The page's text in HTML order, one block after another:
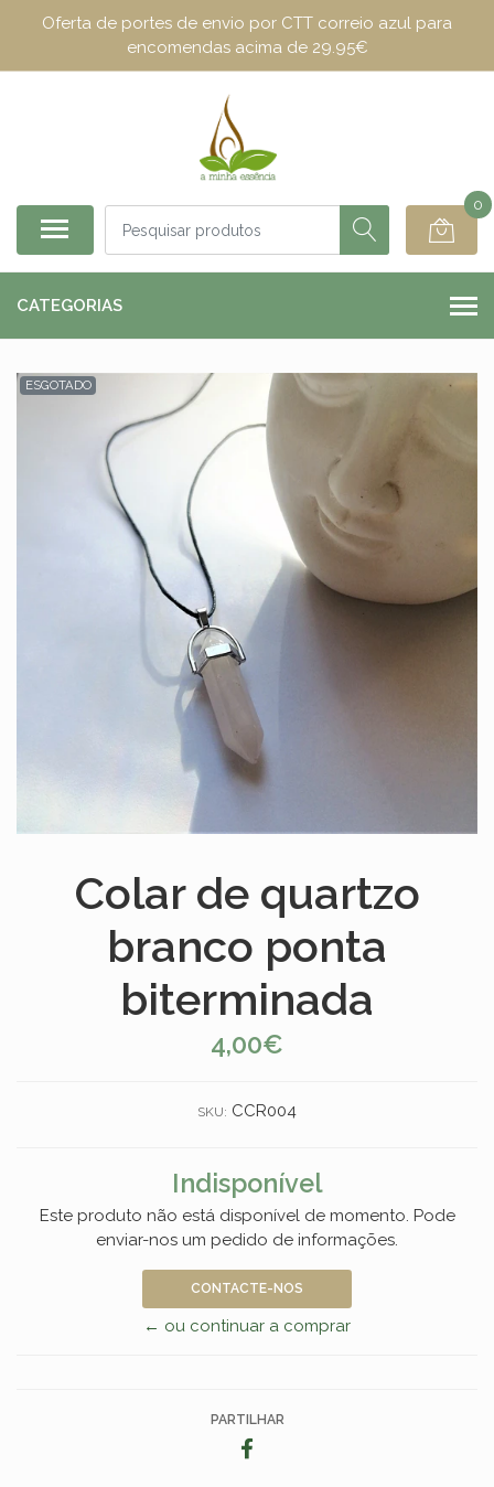
Oferta de portes de envio por CTT correio azul para
encomendas acima de 29.95€
0
CATEGORIAS
ESGOTADO
Colar de quartzo
branco ponta
biterminada
4,00€
SKU: CCR004
Indisponível
Este produto não está disponível de momento. Pode
enviar-nos um pedido de informações.
CONTACTE-NOS
← ou continuar a comprar
PARTILHAR